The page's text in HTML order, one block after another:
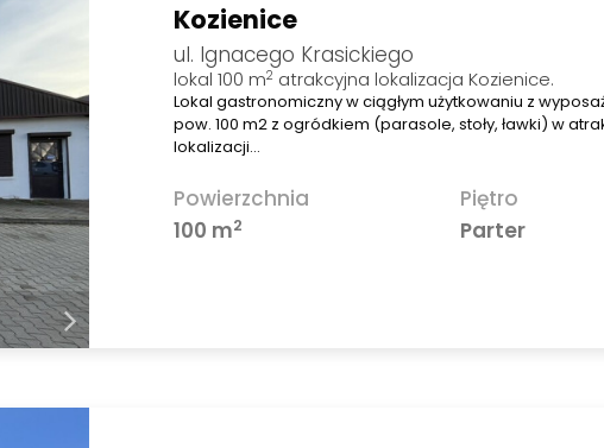
Kozienice
ul. Ignacego Krasickiego
lokal 100 m2 atrakcyjna lokalizacja Kozienice.
Lokal gastronomiczny w ciągłym użytkowaniu z
pow. 100 m2 z ogródkiem (parasole, stoły, ławki) w
lokalizacji…
Powierzchnia
100 m2
Piętro
Parter